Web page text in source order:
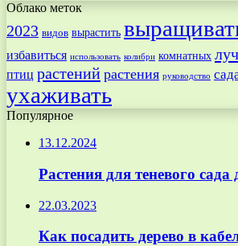
Облако меток
2023 видов вырастить
избавиться использовать колибри комнатных
птиц растений растения руководство
ухаживать
Популярное
13.12.2024
Растения для теневого сада
22.03.2023
Как посадить дерево в